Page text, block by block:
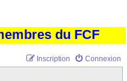
du FCF
Connexion
Inscription